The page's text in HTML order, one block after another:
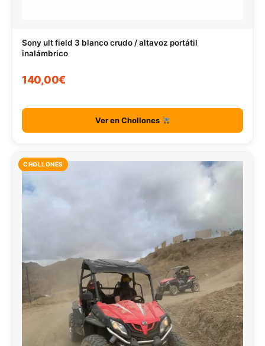
Sony ult field 3 blanco crudo / altavoz portátil
inalámbrico
140,00€
Ver en Chollones
CHOLLONES